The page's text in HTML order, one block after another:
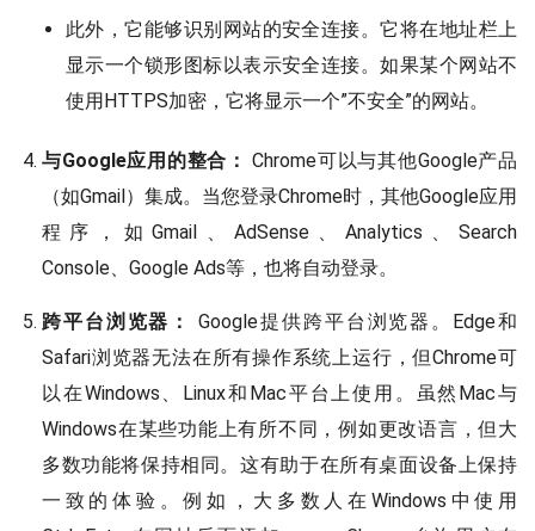
此外，它能够识别网站的安全连接。它将在地址栏上
显示一个锁形图标以表示安全连接。如果某个网站不
使用HTTPS加密，它将显示一个”不安全”的网站。
与Google应用的整合： Chrome可以与其他Google产品
（如Gmail）集成。当您登录Chrome时，其他Google应用
程序，如Gmail、AdSense、Analytics、Search
Console、Google Ads等，也将自动登录。
跨平台浏览器：
Google提供跨平台浏览器。Edge和
Safari浏览器无法在所有操作系统上运行，但Chrome可
以在Windows、Linux和Mac平台上使用。虽然Mac与
Windows在某些功能上有所不同，例如更改语言，但大
多数功能将保持相同。这有助于在所有桌面设备上保持
一致的体验。例如，大多数人在Windows中使用